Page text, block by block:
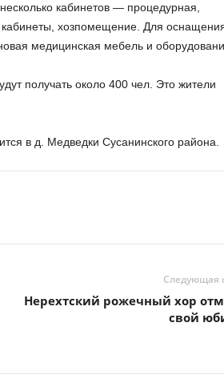
кабинетов — процедурная,
хозпомещение. Для
медицинская мебель и
получать около 400 чел. Это жители
в д. Медведки Сусанинского района.
Следующая
Нерехтский рожечный хор
свой